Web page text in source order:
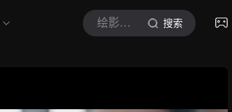
绘影绘声hyhs 搜索